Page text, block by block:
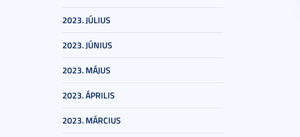
2023. JÚLIUS
2023. JÚNIUS
2023. MÁJUS
2023. ÁPRILIS
2023. MÁRCIUS